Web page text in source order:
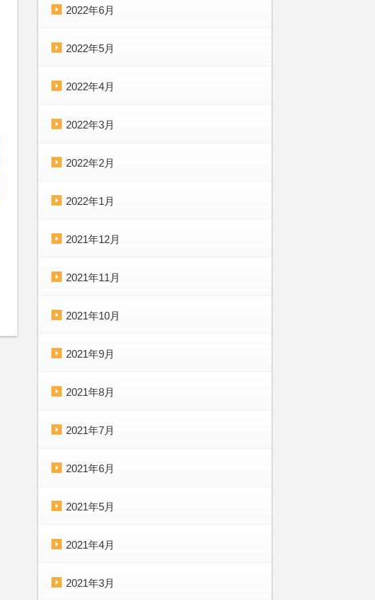
2022年6月
2022年5月
2022年4月
2022年3月
2022年2月
2022年1月
2021年12月
2021年11月
2021年10月
2021年9月
2021年8月
2021年7月
2021年6月
2021年5月
2021年4月
2021年3月